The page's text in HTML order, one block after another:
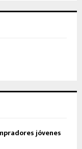
jóvenes